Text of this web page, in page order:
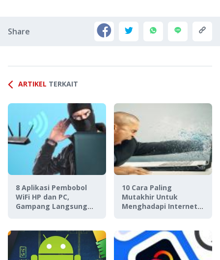
Share
ARTIKEL TERKAIT
8 Aplikasi Pembobol
WiFi HP dan PC,
Gampang Langsung
10 Cara Paling
Mutakhir Untuk
Menghadapi Internet